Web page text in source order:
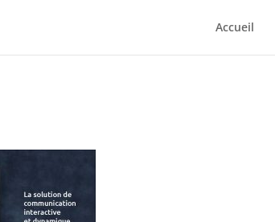
Accueil